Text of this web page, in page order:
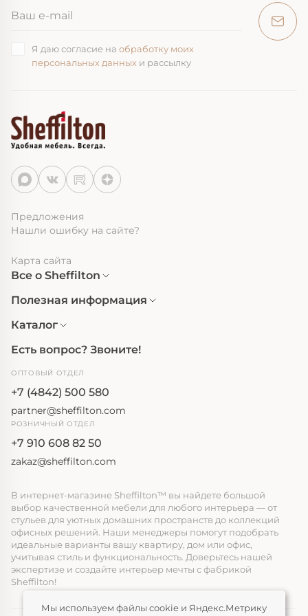
Я даю согласие на обработку моих
персональных данных и рассылку
Предложения
Нашли ошибку на сайте?
Карта сайта
Все о Sheffilton
Полезная информация
Каталог
Есть вопрос? Звоните!
ОПТОВЫЙ ОТДЕЛ
+7 (4842) 500 580
partner@sheffilton.com
РОЗНИЧНЫЙ ОТДЕЛ
+7 910 608 82 50
zakaz@sheffilton.com
В интернет-магазине Sheffilton™ вы найдете большой
выбор качественной мебели для любого интерьера — от
стульев для уютных домашних пространств до коллекций
офисных решений. Наши менеджеры помогут подобрать
идеальные варианты вашу квартиру, дом или офис,
учитывая стиль и функциональность. Доверьтесь нашей
экспертизе и создайте интерьер мечты с фабрикой
Sheffilton!
Мы используем файлы cookie и Яндекс.Метрику